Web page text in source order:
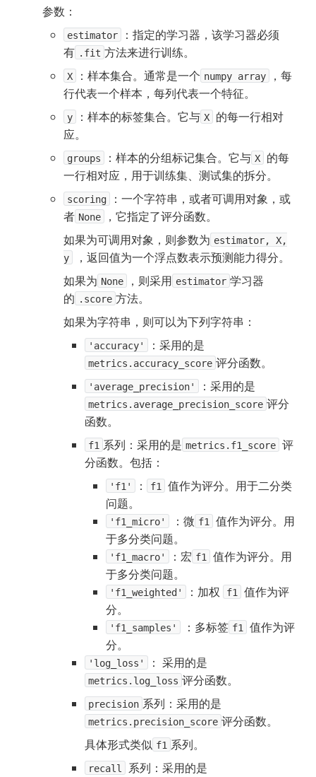
参数：
estimator
：指定的学习器，该学习器必须
有 .fit 方法来进行训练。
X ：样本集合。通常是一个 numpy array
，每
行代表一个样本，每列代表一个特征。
y ：样本的标签集合。它与 X
的每一行相对
应。
groups ：样本的分组标记集合。它与 X
的每
一行相对应，用于训练集、测试集的拆分。
scoring
：一个字符串，或者可调用对象，或
者 None
，它指定了评分函数。
如果为可调用对象，则参数为 estimator, X,
y
，返回值为一个浮点数表示预测能力得分。
如果为 None ，则采用 estimator 学习器
的 .score 方法。
如果为字符串，则可以为下列字符串：
'accuracy' ：采用的是
metrics.accuracy_score 评分函数。
'average_precision' ：采用的是
metrics.average_precision_score 评分
函数。
f1 系列：采用的是 metrics.f1_score 评
分函数。包括：
'f1' ： f1
值作为评分。用于二分类
问题。
'f1_micro' ：微 f1
值作为评分。用
于多分类问题。
'f1_macro' ：宏 f1
值作为评分。用
于多分类问题。
'f1_weighted' ：加权 f1
值作为评
分。
'f1_samples' ：多标签 f1
值作为评
分。
'log_loss' ： 采用的是
metrics.log_loss 评分函数。
precision 系列：采用的是
metrics.precision_score 评分函数。
具体形式类似 f1 系列。
recall 系列：采用的是